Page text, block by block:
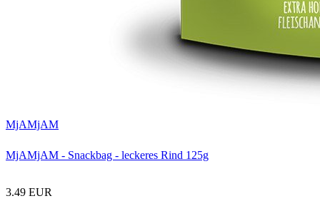
MjAMjAM
MjAMjAM - Snackbag - leckeres Rind 125g
3.49 EUR